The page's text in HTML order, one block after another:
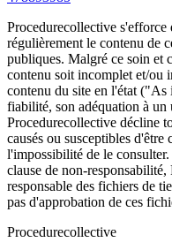
Procedurecollective s'efforce
régulièrement le contenu de
publiques. Malgré ce soin et
contenu soit incomplet et/ou
contenu du site en l'état ("As
fiabilité, son adéquation à un
Procedurecollective décline
causés ou susceptibles
l'impossibilité de le
clause de non-
responsable des fichiers de
pas d'approbation de ces
Procedurecollective